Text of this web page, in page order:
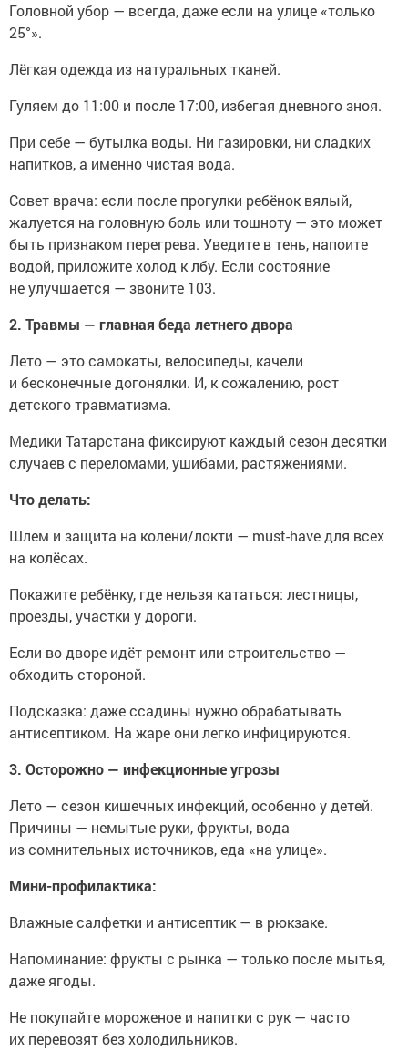
Головной убор — всегда, даже если на улице «только
25°».
Лёгкая одежда из натуральных тканей.
Гуляем до 11:00 и после 17:00, избегая дневного зноя.
При себе — бутылка воды. Ни газировки, ни сладких
напитков, а именно чистая вода.
Совет врача: если после прогулки ребёнок вялый,
жалуется на головную боль или тошноту — это может
быть признаком перегрева. Уведите в тень, напоите
водой, приложите холод к лбу. Если состояние
не улучшается — звоните 103.
2. Травмы — главная беда летнего двора
Лето — это самокаты, велосипеды, качели
и бесконечные догонялки. И, к сожалению, рост
детского травматизма.
Медики Татарстана фиксируют каждый сезон десятки
случаев с переломами, ушибами, растяжениями.
Что делать:
Шлем и защита на колени/локти — must-have для всех
на колёсах.
Покажите ребёнку, где нельзя кататься: лестницы,
проезды, участки у дороги.
Если во дворе идёт ремонт или строительство —
обходить стороной.
Подсказка: даже ссадины нужно обрабатывать
антисептиком. На жаре они легко инфицируются.
3. Осторожно — инфекционные угрозы
Лето — сезон кишечных инфекций, особенно у детей.
Причины — немытые руки, фрукты, вода
из сомнительных источников, еда «на улице».
Мини-профилактика:
Влажные салфетки и антисептик — в рюкзаке.
Напоминание: фрукты с рынка — только после мытья,
даже ягоды.
Не покупайте мороженое и напитки с рук — часто
их перевозят без холодильников.